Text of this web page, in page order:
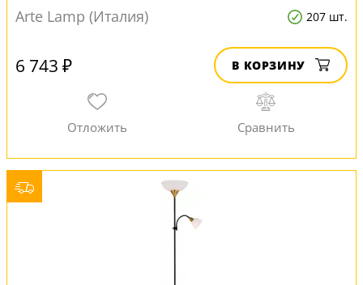
Arte Lamp (Италия) 207 шт.
6 743 ₽ В КОРЗИНУ